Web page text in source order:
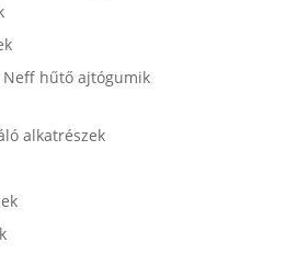
Neff hűtő ajtógumik
alkatrészek